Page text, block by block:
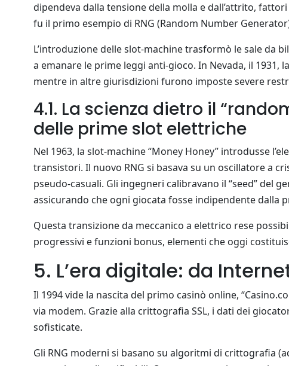
dipendeva dalla tensione della molla e dall’attrito,
fu il primo esempio di RNG (Random Number
L’introduzione delle slot‑machine trasformò le sale da
a emanare le prime leggi anti‑gioco. In Nevada, il 1931,
mentre in altre giurisdizioni furono imposte severe
4.1. La scienza dietro il
delle prime slot elettriche
Nel 1963, la slot‑machine “Money Honey” introdusse
transistori. Il nuovo RNG si basava su un oscillatore a
pseudo‑casuali. Gli ingegneri calibravano il “seed” del
assicurando che ogni giocata fosse indipendente dalla
Questa transizione da meccanico a elettrico rese
progressivi e funzioni bonus, elementi che oggi
5. L’era digitale: da
Il 1994 vide la nascita del primo casinò online,
via modem. Grazie alla crittografia SSL, i dati dei
sofisticate.
Gli RNG moderni si basano su algoritmi di crittografia